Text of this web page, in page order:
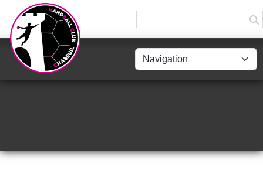
Panneau de gestion des cookies